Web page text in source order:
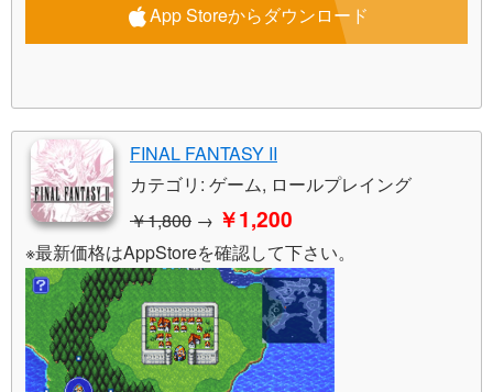
App Storeからダウンロード
FINAL FANTASY II
カテゴリ: ゲーム, ロールプレイング
￥1,800 → ￥1,200
※最新価格はAppStoreを確認して下さい。